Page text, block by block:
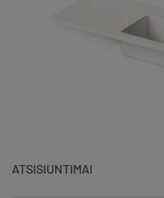
ATSISIUNTIMAI